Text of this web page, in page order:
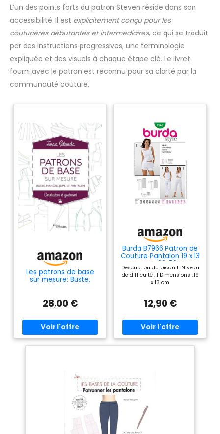
L’un des points forts du patron Steven réside dans son
accessibilité. Il est explicitement conçu pour les
couturières débutantes et intermédiaires, ce qui se traduit
par des instructions progressives, une terminologie
expliquée et des visuels à chaque étape clé. Le livret
fourni avec le patron est reconnu pour sa clarté par la
communauté couture.
Les patrons de base
sur mesure: Buste,
manche, jupe et
Construction et
ajustement
28,00 €
Burda B7966 Patron de
Couture Pantalon 19 x 13
cm, 38-50
Description du produit: Niveau
de difficulté : 1 Dimensions : 19
x 13 cm
12,90 €